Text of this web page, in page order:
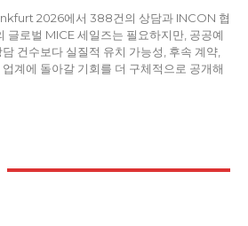
2026에서 388건의 상담과 INCON 협
글로벌 MICE 세일즈는 필요하지만, 공공예
건수보다 실질적 유치 가능성, 후속 계약,
계에 돌아갈 기회를 더 구체적으로 공개해